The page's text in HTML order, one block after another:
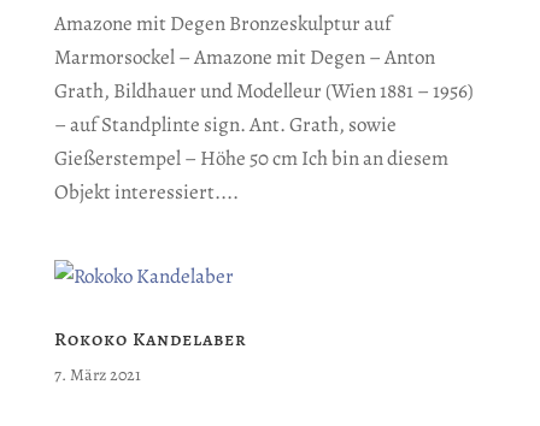
Amazone mit Degen Bronzeskulptur auf
Marmorsockel – Amazone mit Degen – Anton
Grath, Bildhauer und Modelleur (Wien 1881 – 1956)
– auf Standplinte sign. Ant. Grath, sowie
Gießerstempel – Höhe 50 cm Ich bin an diesem
Objekt interessiert....
Rokoko Kandelaber
7. März 2021